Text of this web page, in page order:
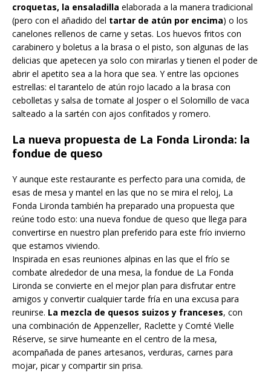
croquetas, la ensaladilla elaborada a la manera tradicional
(pero con el añadido del tartar de atún por encima) o los
canelones rellenos de carne y setas. Los huevos fritos con
carabinero y boletus a la brasa o el pisto, son algunas de las
delicias que apetecen ya solo con mirarlas y tienen el poder de
abrir el apetito sea a la hora que sea. Y entre las opciones
estrellas: el tarantelo de atún rojo lacado a la brasa con
cebolletas y salsa de tomate al Josper o el Solomillo de vaca
salteado a la sartén con ajos confitados y romero.
La nueva propuesta de La Fonda Lironda: la
fondue de queso
Y aunque este restaurante es perfecto para una comida, de
esas de mesa y mantel en las que no se mira el reloj, La
Fonda Lironda también ha preparado una propuesta que
reúne todo esto: una nueva fondue de queso que llega para
convertirse en nuestro plan preferido para este frío invierno
que estamos viviendo.
Inspirada en esas reuniones alpinas en las que el frío se
combate alrededor de una mesa, la fondue de La Fonda
Lironda se convierte en el mejor plan para disfrutar entre
amigos y convertir cualquier tarde fría en una excusa para
reunirse. La mezcla de quesos suizos y franceses, con
una combinación de Appenzeller, Raclette y Comté Vielle
Réserve, se sirve humeante en el centro de la mesa,
acompañada de panes artesanos, verduras, carnes para
mojar, picar y compartir sin prisa.